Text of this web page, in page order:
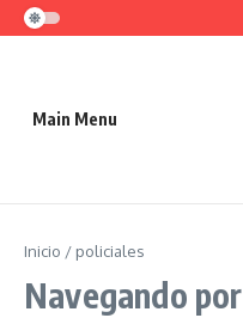
Saltar al contenido
Main Menu
Inicio / policiales
Navegando por